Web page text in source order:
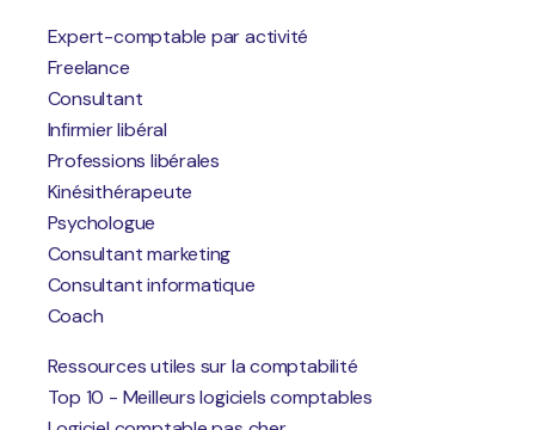
Expert-comptable par activité
Freelance
Consultant
Infirmier libéral
Professions libérales
Kinésithérapeute
Psychologue
Consultant marketing
Consultant informatique
Coach
Ressources utiles sur la comptabilité
Top 10 - Meilleurs logiciels comptables